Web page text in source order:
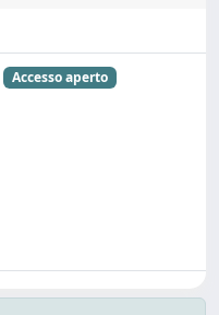
Accesso aperto